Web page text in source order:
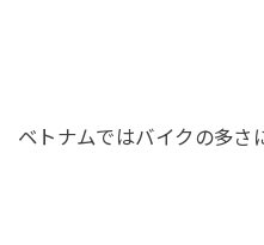
ベトナムではバイクの多さ